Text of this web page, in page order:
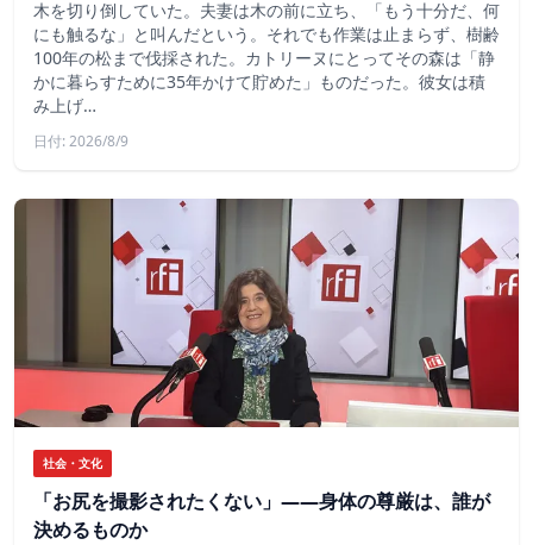
木を切り倒していた。夫妻は木の前に立ち、「もう十分だ、何
にも触るな」と叫んだという。それでも作業は止まらず、樹齢
100年の松まで伐採された。カトリーヌにとってその森は「静
かに暮らすために35年かけて貯めた」ものだった。彼女は積
み上げ…
日付: 2026/8/9
社会・文化
「お尻を撮影されたくない」――身体の尊厳は、誰が
決めるものか